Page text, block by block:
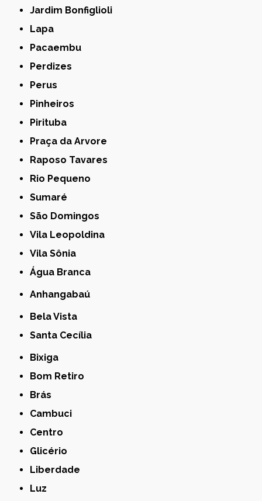
Jardim Bonfiglioli
Lapa
Pacaembu
Perdizes
Perus
Pinheiros
Pirituba
Praça da Arvore
Raposo Tavares
Rio Pequeno
Sumaré
São Domingos
Vila Leopoldina
Vila Sônia
Água Branca
Anhangabaú
Bela Vista
Santa Cecília
Bixiga
Bom Retiro
Brás
Cambuci
Centro
Glicério
Liberdade
Luz